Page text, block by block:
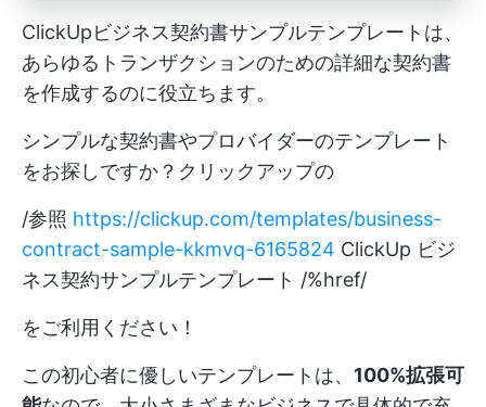
ClickUpビジネス契約書サンプルテンプレートは、
あらゆるトランザクションのための詳細な契約書
を作成するのに役立ちます。
シンプルな契約書やプロバイダーのテンプレート
をお探しですか？クリックアップの
/参照 https://clickup.com/templates/business-
contract-sample-kkmvq-6165824 ClickUp ビジ
ネス契約サンプルテンプレート /%href/
をご利用ください！
この初心者に優しいテンプレートは、 100%拡張可